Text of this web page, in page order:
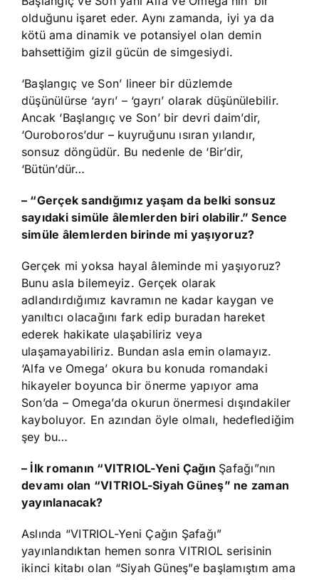
olduğunu işaret eder. Aynı zamanda, iyi ya da
kötü ama dinamik ve potansiyel olan demin
bahsettiğim gizil gücün de simgesiydi.
‘Başlangıç ve Son’ lineer bir düzlemde
düşünülürse ‘ayrı’ – ‘gayrı’ olarak düşünülebilir.
Ancak ‘Başlangıç ve Son’ bir devri daim’dir,
‘Ouroboros’dur – kuyruğunu ısıran yılandır,
sonsuz döngüdür. Bu nedenle de ‘Bir’dir,
‘Bütün’dür…
– “Gerçek sandığımız yaşam da belki sonsuz
sayıdaki simüle âlemlerden biri olabilir.” Sence
simüle âlemlerden birinde mi yaşıyoruz?
Gerçek mi yoksa hayal âleminde mi yaşıyoruz?
Bunu asla bilemeyiz. Gerçek olarak
adlandırdığımız kavramın ne kadar kaygan ve
yanıltıcı olacağını fark edip buradan hareket
ederek hakikate ulaşabiliriz veya
ulaşamayabiliriz. Bundan asla emin olamayız.
‘Alfa ve Omega’ okura bu konuda romandaki
hikayeler boyunca bir önerme yapıyor ama
Son’da – Omega’da okurun önermesi dışındakiler
kayboluyor. En azından öyle olmalı, hedeflediğim
şey bu…
– İlk romanın “VITRIOL-Yeni Çağın Şafağı”nın
devamı olan “VITRIOL-Siyah Güneş” ne zaman
yayınlanacak?
Aslında “VITRIOL-Yeni Çağın Şafağı”
yayınlandıktan hemen sonra VITRIOL serisinin
ikinci kitabı olan “Siyah Güneş”e başlamıştım ama